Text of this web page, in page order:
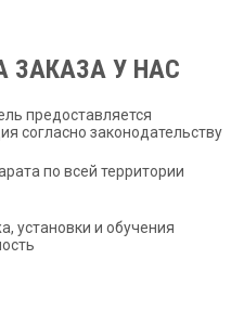
ЗАКАЗА У НАС
предоставляется
согласно законодательству
по всей территории
установки и обучения